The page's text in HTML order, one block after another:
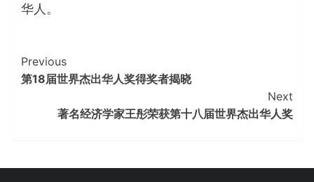
华人。
Continue
Reading
Previous
第18届世界杰出华人奖得奖者揭晓
Next
著名经济学家王彤荣获第十八届世界杰出华人奖